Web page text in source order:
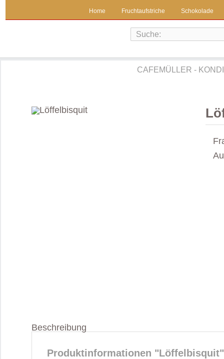
Home Fruchtaufstriche Schokolade
CAFEMÜLLER -
Beschreibung
Produktinformationen "Löffelbisquit"